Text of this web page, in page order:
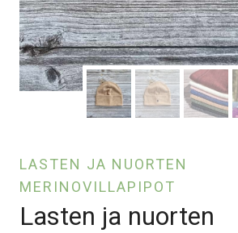
LASTEN JA NUORTEN
MERINOVILLAPIPOT
Lasten ja nuorten